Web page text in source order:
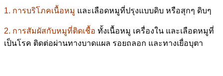
1. การบริโภคเนื้อหมู และเลือดหมูที่ปรุงแบบดิบ หรือสุกๆ ดิบๆ
2. การสัมผัสกับหมูที่ติดเชื้อ ทั้งเนื้อหมู เครื่องใน และเลือดหมูที่
เป็นโรค ติดต่อผ่านทางบาดแผล รอยถลอก และทางเยื่อบุตา